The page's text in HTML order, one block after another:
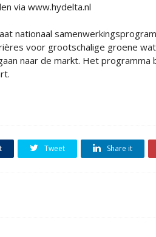
via www.hydelta.nl
nationaal
voor grootschalige groene
naar de markt. Het
Tweet Share it